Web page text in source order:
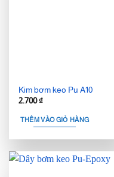
Kim bơm keo Pu A10
2.700₫
THÊM VÀO GIỎ HÀNG